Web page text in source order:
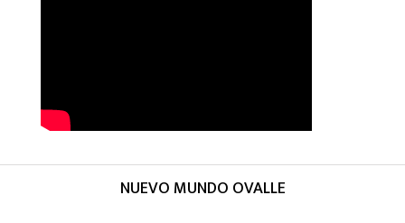
NUEVO MUNDO OVALLE